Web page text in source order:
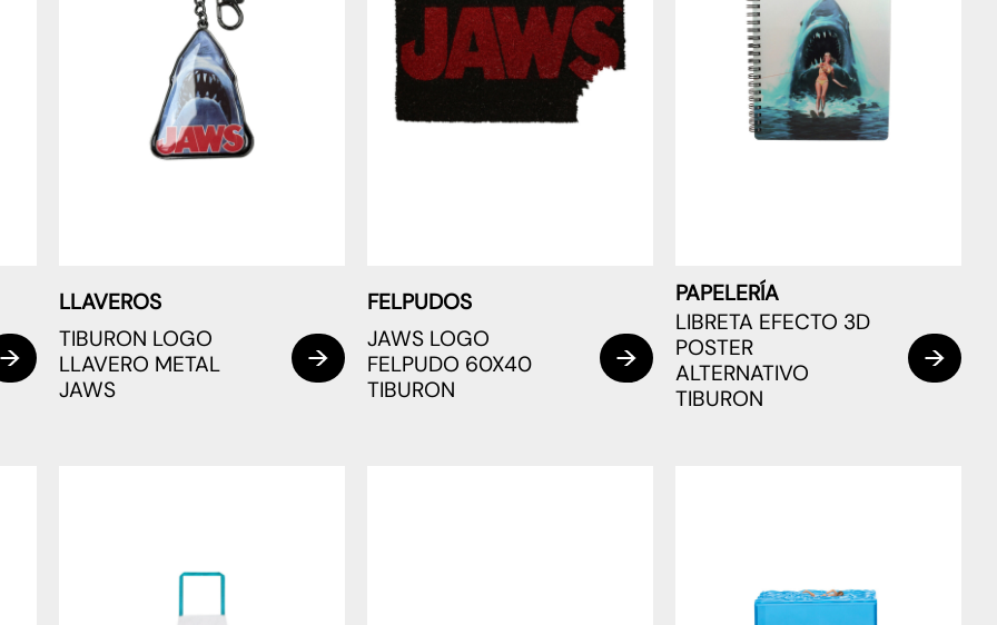
LLAVEROS
TIBURON LOGO
LLAVERO METAL
JAWS
FELPUDOS
JAWS LOGO
FELPUDO 60X40
TIBURON
PAPELERÍA
LIBRETA EFECTO 3D
POSTER
ALTERNATIVO
TIBURON